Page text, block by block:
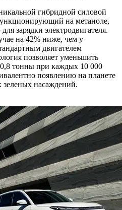
гибридной силовой
на метаноле,
зарядки электродвигателя.
на 42% ниже, чем у
двигателем
позволяет уменьшить
тонны при каждых 10 000
появлению на планете
насаждений.